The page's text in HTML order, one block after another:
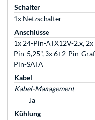
Schalter
1x Netzschalter
Anschlüsse
1x 24-Pin-ATX12V-2.x,
Pin-5,25", 3x 6+2-Pin-
Pin-SATA
Kabel
Kabel-Management
Ja
Kühlung